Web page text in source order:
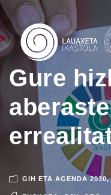
Gure
GIH ETA AGENDA 2030,